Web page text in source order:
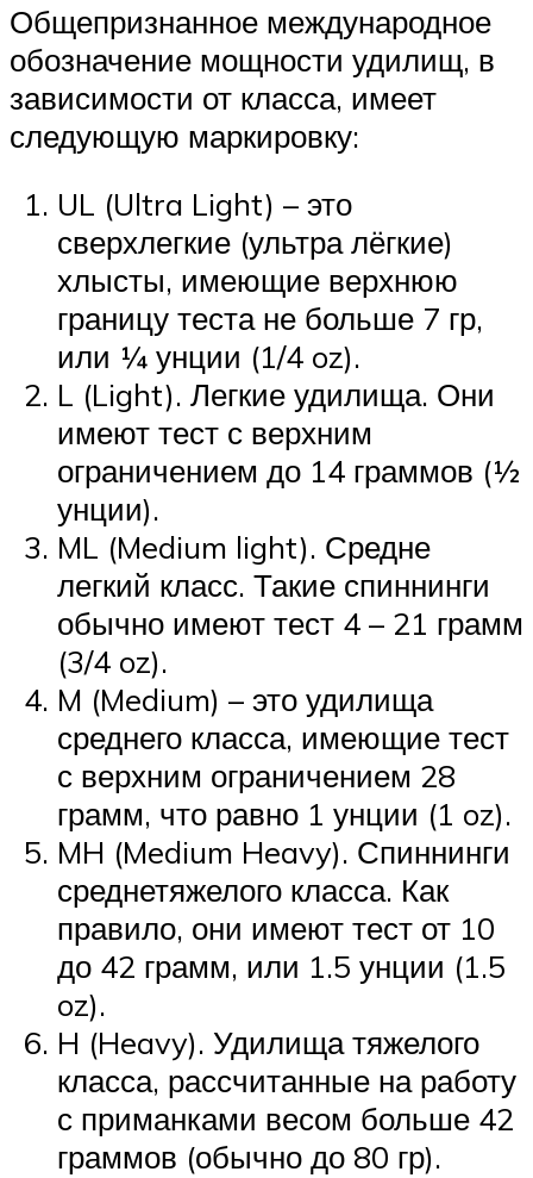
Общепризнанное международное
обозначение мощности удилищ, в
зависимости от класса, имеет
следующую маркировку:
UL (Ultra Light) – это
сверхлегкие (ультра лёгкие)
хлысты, имеющие верхнюю
границу теста не больше 7 гр,
или ¼ унции (1/4 oz).
L (Light). Легкие удилища. Они
имеют тест с верхним
ограничением до 14 граммов (½
унции).
ML (Medium light). Средне
легкий класс. Такие спиннинги
обычно имеют тест 4 – 21 грамм
(3/4 oz).
M (Medium) – это удилища
среднего класса, имеющие тест
с верхним ограничением 28
грамм, что равно 1 унции (1 oz).
MH (Medium Heavy). Спиннинги
среднетяжелого класса. Как
правило, они имеют тест от 10
до 42 грамм, или 1.5 унции (1.5
oz).
H (Heavy). Удилища тяжелого
класса, рассчитанные на работу
с приманками весом больше 42
граммов (обычно до 80 гр).